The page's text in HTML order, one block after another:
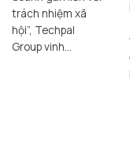
trách nhiệm xã
hội”, Techpal
Group vinh...